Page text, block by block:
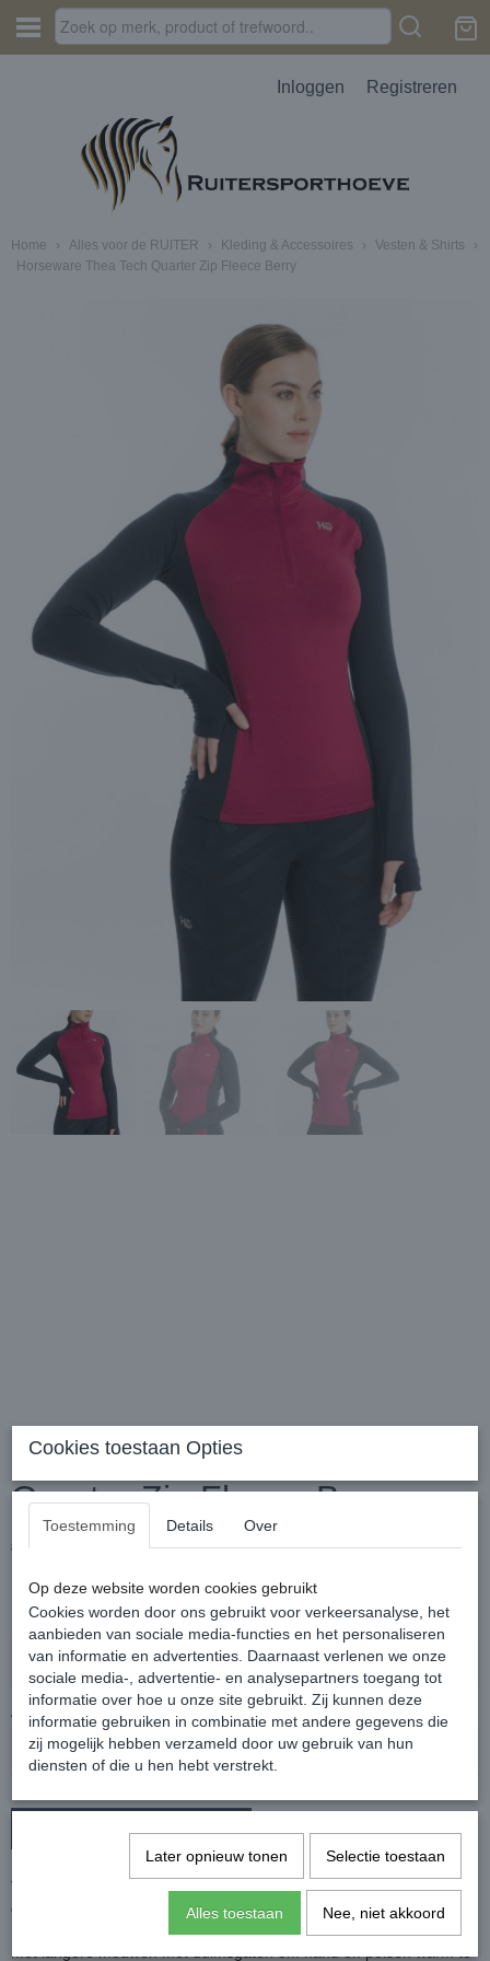
Inloggen Registreren
Home › Alles voor de RUITER › Kleding & Accessoires › Vesten & Shirts
›
Horseware Thea Tech Quarter Zip Fleece Berry
Horseware Thea Tech
Quarter Zip Fleece Berry
€ 59,95 € 19,95 (inclusief btw 21%)
Op voorraad
Maat
Aantal
Technisch shirt met lange mouwen die aan de binnenkant is
geborsteld voor extra zachtheid en warmte!
Cookies toestaan Opties
Toestemming Details Over
Op deze website worden cookies gebruikt
Cookies worden door ons gebruikt voor verkeersanalyse, het
aanbieden van sociale media-functies en het personaliseren
van informatie en advertenties. Daarnaast verlenen we onze
sociale media-, advertentie- en analysepartners toegang tot
informatie over hoe u onze site gebruikt. Zij kunnen deze
informatie gebruiken in combinatie met andere gegevens die
zij mogelijk hebben verzameld door uw gebruik van hun
diensten of die u hen hebt verstrekt.
Later opnieuw tonen Selectie toestaan
Alles toestaan Nee, niet akkoord